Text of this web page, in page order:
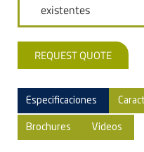
existentes
REQUEST QUOTE
Especificaciones
Brochures Videos